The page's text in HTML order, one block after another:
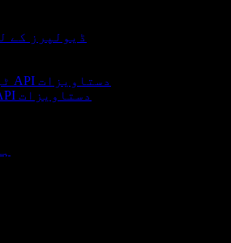
ڈیولپرز کے
ٹیکسٹ ٹو اسپیچ API دستاویزات
وائس ایجنٹس API دستاویزات